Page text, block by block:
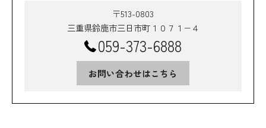
〒513-0803
三重県鈴鹿市三日市町１０７１−４
059-373-6888
お問い合わせはこちら